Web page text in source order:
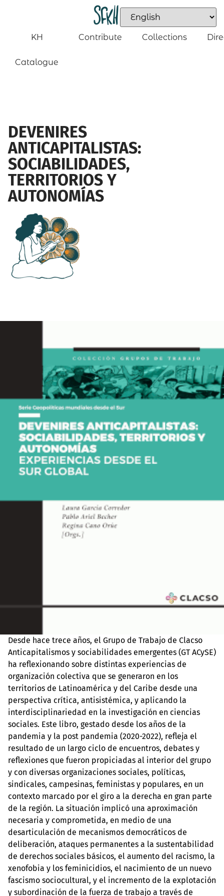
KH
Catalogue
Contribute Collections
DEVENIRES
ANTICAPITALISTAS:
SOCIABILIDADES,
TERRITORIOS Y
AUTONOMÍAS
Desde hace trece años, el Grupo de Trabajo de Clacso
Anticapitalismos y sociabilidades emergentes (GT ACySE)
ha reflexionando sobre distintas experiencias de
organización colectiva que se generaron en los
territorios de Latinoamérica y del Caribe desde una
perspectiva crítica, antisistémica, y aplicando la
interdisciplinariedad en la investigación en ciencias
sociales. Este libro, gestado desde los años de la
pandemia y la post pandemia (2020-2022), refleja el
resultado de un largo ciclo de encuentros, debates y
reflexiones que fueron propiciadas al interior del grupo
y con diversas organizaciones sociales, políticas,
sindicales, campesinas, feministas y populares, en un
contexto marcado por el giro a la derecha en gran parte
de la región. La situación implicó una aproximación
necesaria y comprometida, en medio de una
desarticulación de mecanismos democráticos de
deliberación, ataques permanentes a la sustentabilidad
de derechos sociales básicos, el aumento del racismo, la
xenofobia y los feminicidios, el nacimiento de un nuevo
fascismo sociocultural, y el incremento de la explotación
y subordinación de la fuerza de trabajo a través de